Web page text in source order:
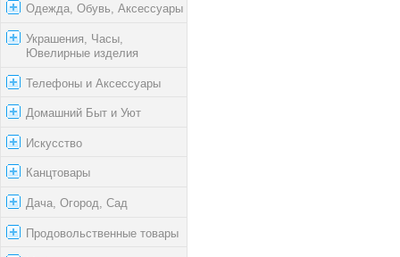
Одежда, Обувь, Аксессуары
Украшения, Часы,
Ювелирные изделия
Телефоны и Аксессуары
Домашний Быт и Уют
Искусство
Канцтовары
Дача, Огород, Сад
Продовольственные товары